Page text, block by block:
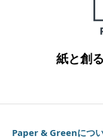
紙と創
Paper & Greenにつ